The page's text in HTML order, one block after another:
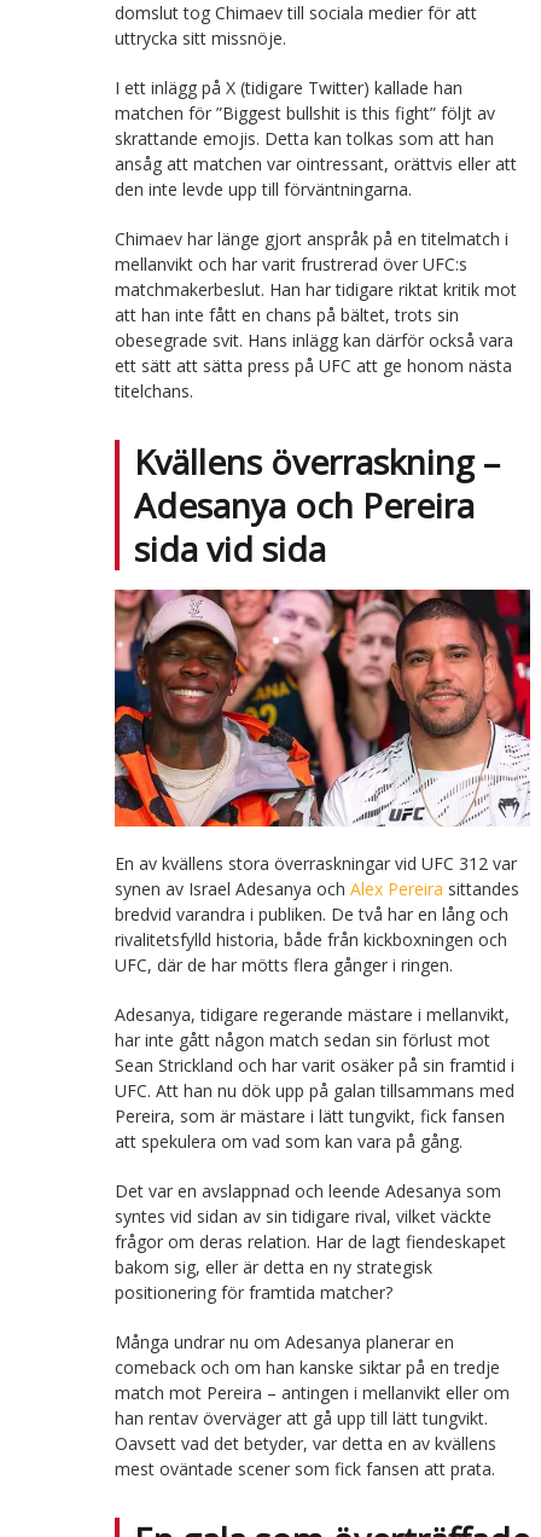
domslut tog Chimaev till sociala medier för att
uttrycka sitt missnöje.
I ett inlägg på X (tidigare Twitter) kallade han
matchen för ”Biggest bullshit is this fight” följt av
skrattande emojis. Detta kan tolkas som att han
ansåg att matchen var ointressant, orättvis eller att
den inte levde upp till förväntningarna.
Chimaev har länge gjort anspråk på en titelmatch i
mellanvikt och har varit frustrerad över UFC:s
matchmakerbeslut. Han har tidigare riktat kritik mot
att han inte fått en chans på bältet, trots sin
obesegrade svit. Hans inlägg kan därför också vara
ett sätt att sätta press på UFC att ge honom nästa
titelchans.
Kvällens överraskning –
Adesanya och Pereira
sida vid sida
En av kvällens stora överraskningar vid UFC 312 var
synen av Israel Adesanya och Alex Pereira sittandes
bredvid varandra i publiken. De två har en lång och
rivalitetsfylld historia, både från kickboxningen och
UFC, där de har mötts flera gånger i ringen.
Adesanya, tidigare regerande mästare i mellanvikt,
har inte gått någon match sedan sin förlust mot
Sean Strickland och har varit osäker på sin framtid i
UFC. Att han nu dök upp på galan tillsammans med
Pereira, som är mästare i lätt tungvikt, fick fansen
att spekulera om vad som kan vara på gång.
Det var en avslappnad och leende Adesanya som
syntes vid sidan av sin tidigare rival, vilket väckte
frågor om deras relation. Har de lagt fiendeskapet
bakom sig, eller är detta en ny strategisk
positionering för framtida matcher?
Många undrar nu om Adesanya planerar en
comeback och om han kanske siktar på en tredje
match mot Pereira – antingen i mellanvikt eller om
han rentav överväger att gå upp till lätt tungvikt.
Oavsett vad det betyder, var detta en av kvällens
mest oväntade scener som fick fansen att prata.